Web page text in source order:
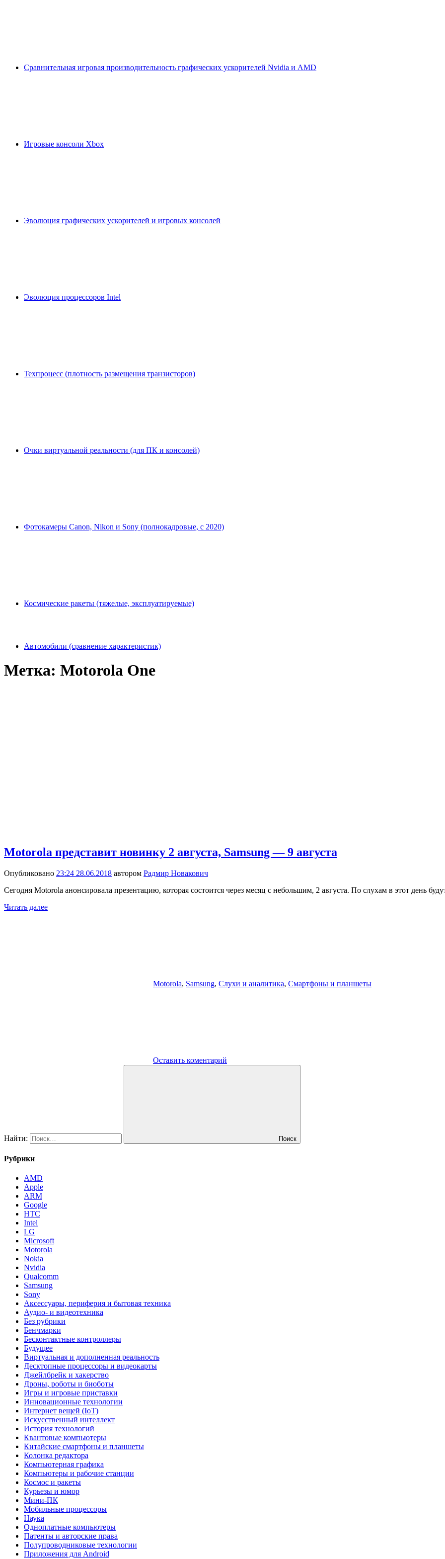
Сравнительная игровая производительность графических ускорителей Nvidia и AMD
Игровые консоли Xbox
Эволюция графических ускорителей и игровых консолей
Эволюция процессоров Intel
Техпроцесс (плотность размещения транзисторов)
Очки виртуальной реальности (для ПК и консолей)
Фотокамеры Canon, Nikon и Sony (полнокадровые, с 2020)
Космические ракеты (тяжелые, эксплуатируемые)
Автомобили (сравнение характеристик)
Метка: Motorola One
Motorola представит новинку 2 августа, Samsung — 9 августа
Опубликовано 23:24 28.06.2018 автором Радмир Новакович
Сегодня Motorola анонсировала презентацию, которая состоится через месяц с небольшим, 2 августа. По слухам в этот день
Читать далее
Motorola, Samsung, Слухи и аналитика, Смартфоны и планшеты
Оставить коментарий
Найти: Поиск
Рубрики
AMD
Apple
ARM
Google
HTC
Intel
LG
Microsoft
Motorola
Nokia
Nvidia
Qualcomm
Samsung
Sony
Аксессуары, периферия и бытовая техника
Аудио- и видеотехника
Без рубрики
Бенчмарки
Бесконтактные контроллеры
Будущее
Виртуальная и дополненная реальность
Десктопные процессоры и видеокарты
Джейлбрейк и хакерство
Дроны, роботы и биоботы
Игры и игровые приставки
Инновационные технологии
Интернет вещей (IoT)
Искусственный интеллект
История технологий
Квантовые компьютеры
Китайские смартфоны и планшеты
Колонка редактора
Компьютерная графика
Компьютеры и рабочие станции
Космос и ракеты
Курьезы и юмор
Мини-ПК
Мобильные процессоры
Наука
Одноплатные компьютеры
Патенты и авторские права
Полупроводниковые технологии
Приложения для Android